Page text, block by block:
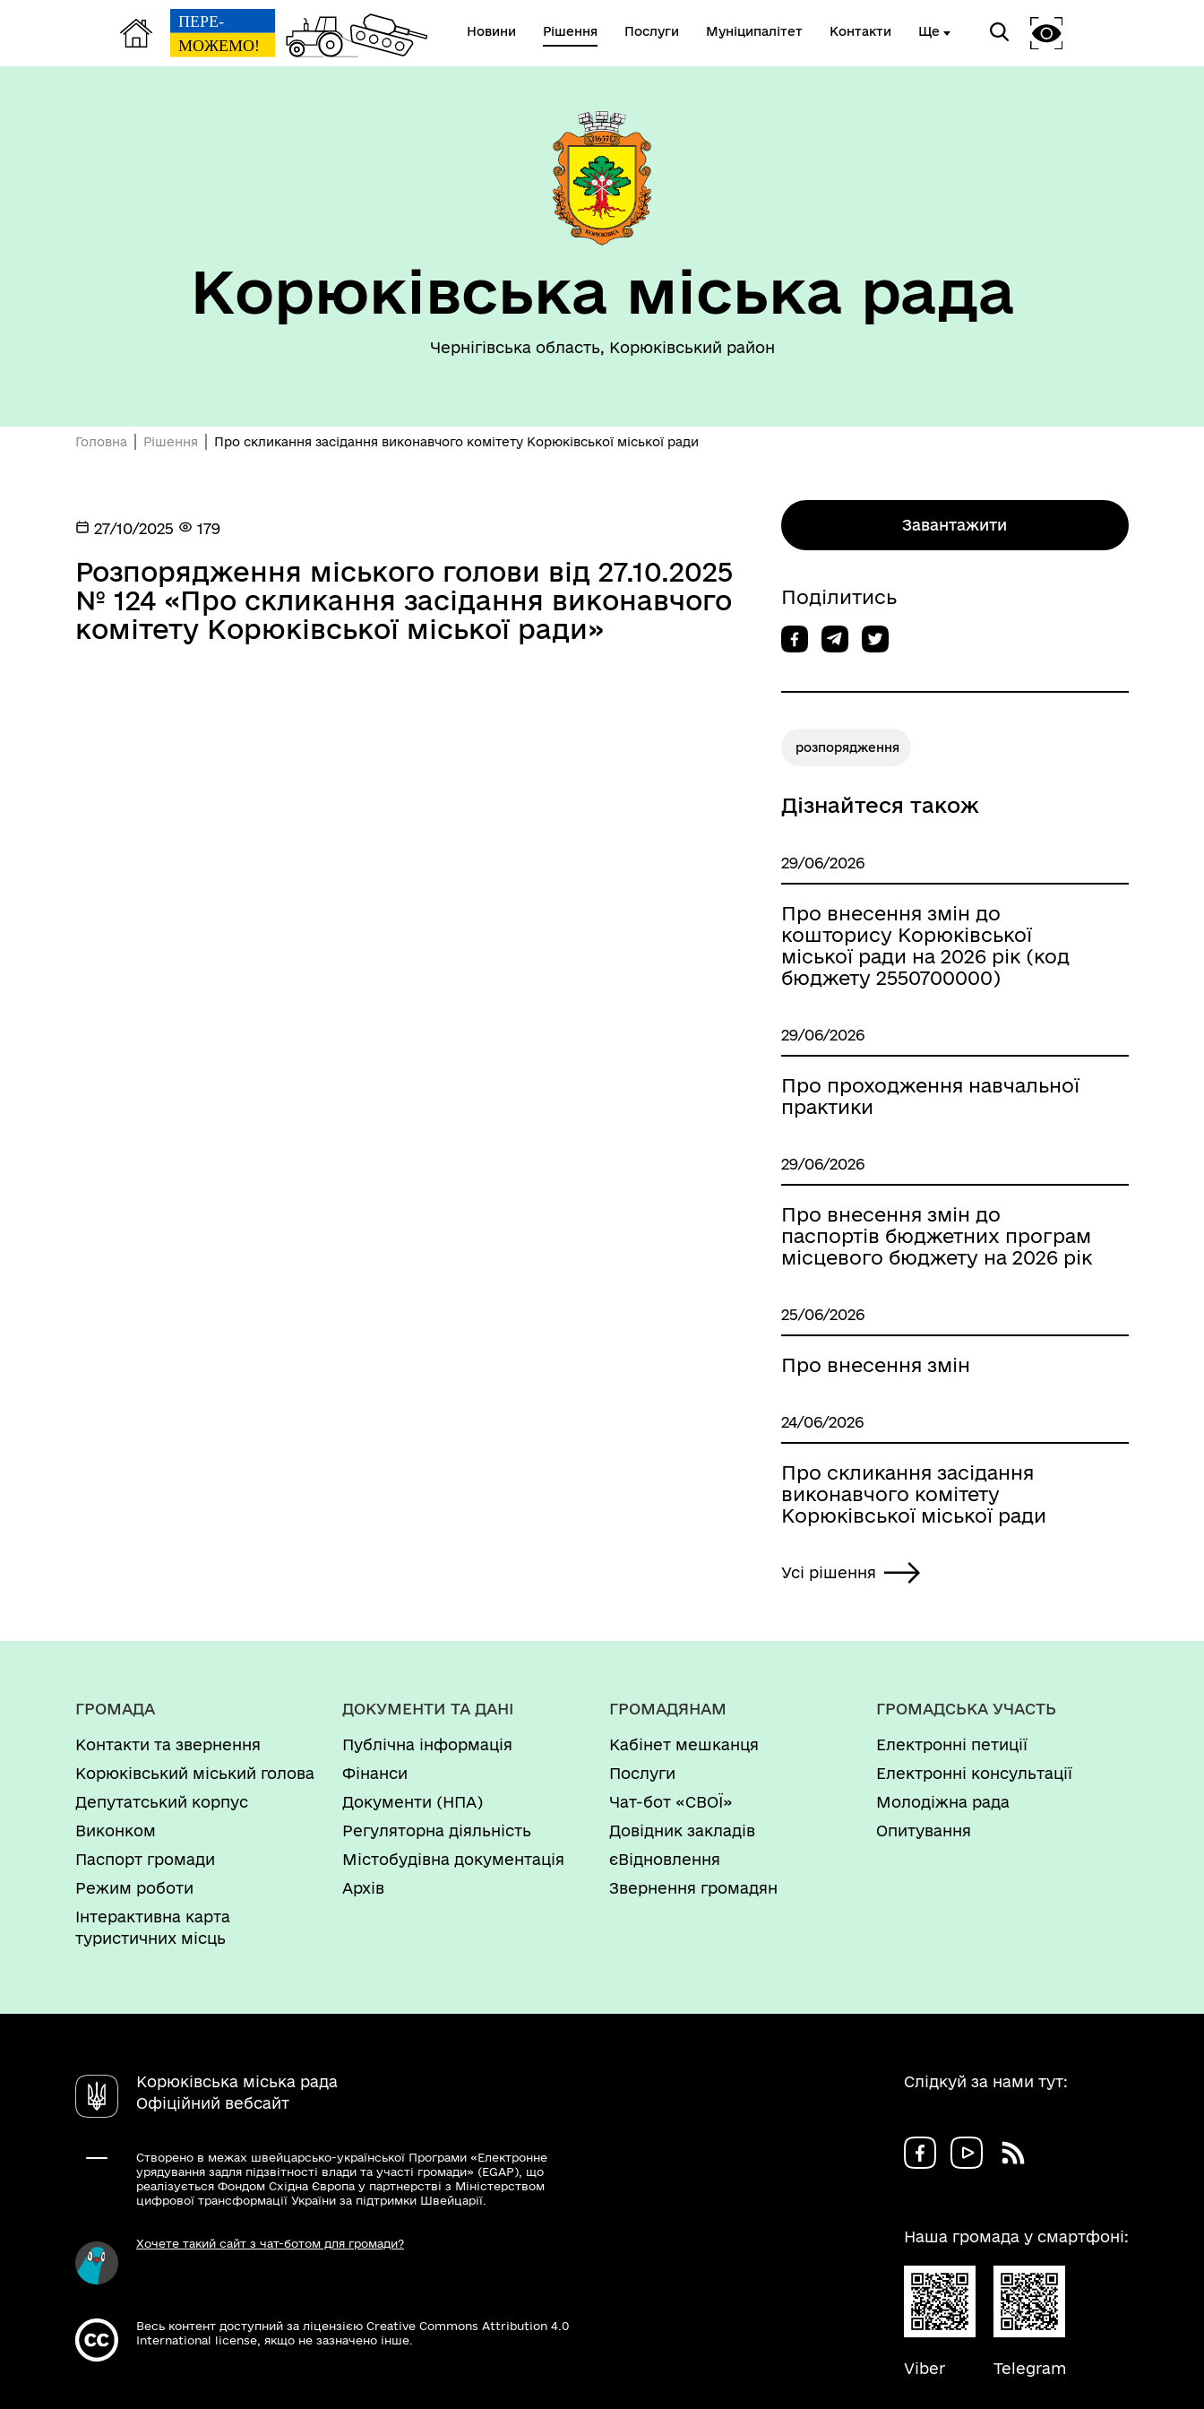
Новини Рішення Послуги Муніципалітет Контакти Ще
Депутатський корпус Туризм/визначні місця
Рішення сесії
Правила та Положення
Місцеві податки, збори,
платежі
Корюківська міська рада
Чернігівська область, Корюківський район
Головна Рішення Про скликання засідання виконавчого комітету Корюківської міської ради
27/10/2025 179
Розпорядження міського голови від 27.10.2025
№ 124 «Про скликання засідання виконавчого
комітету Корюківської міської ради»
Завантажити
Поділитись
розпорядження
Дізнайтеся також
29/06/2026
Про внесення змін до
кошторису Корюківської
міської ради на 2026 рік (код
бюджету 2550700000)
29/06/2026
Про проходження навчальної
практики
29/06/2026
Про внесення змін до
паспортів бюджетних програм
місцевого бюджету на 2026 рік
25/06/2026
Про внесення змін
24/06/2026
Про скликання засідання
виконавчого комітету
Корюківської міської ради
Усі рішення
ГРОМАДА
Контакти та звернення
Корюківський міський голова
Депутатський корпус
Виконком
Паспорт громади
Режим роботи
Інтерактивна карта
туристичних місць
ДОКУМЕНТИ ТА ДАНІ
Публічна інформація
Фінанси
Документи (НПА)
Регуляторна діяльність
Містобудівна документація
Архів
ГРОМАДЯНАМ
Кабінет мешканця
Послуги
Чат-бот «СВОЇ»
Довідник закладів
єВідновлення
Звернення громадян
ГРОМАДСЬКА УЧАСТЬ
Електронні петиції
Електронні консультації
Молодіжна рада
Опитування
Корюківська міська рада
Офіційний вебсайт
Створено в межах швейцарсько-української Програми «Електронне
урядування задля підзвітності влади та участі громади» (EGAP), що
реалізується Фондом Східна Європа у партнерстві з Міністерством
цифрової трансформації України за підтримки Швейцарії.
Хочете такий сайт з чат-ботом для громади?
Весь контент доступний за ліцензією Creative Commons Attribution 4.0
International license, якщо не зазначено інше.
Слідкуй за нами тут:
Наша громада у смартфоні:
Viber Telegram